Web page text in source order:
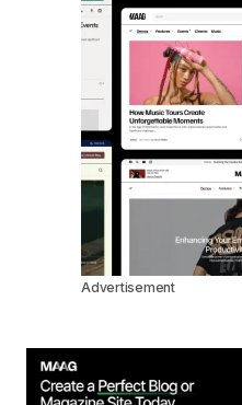
Advertisement